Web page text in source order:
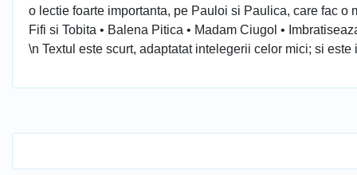
o lectie foarte importanta, pe Pauloi si Paulica, care fac o
Fifi si Tobita • Balena Pitica • Madam Ciugol •
\n Textul este scurt, adaptatat intelegerii celor mici; si